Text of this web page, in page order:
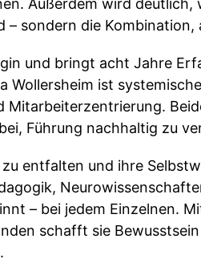
Außerdem wird deutlich,
sondern die Kombination,
und bringt acht Jahre
Wollersheim ist
Führung nachhaltig zu
entfalten und ihre
– bei jedem Einzelnen.
schafft sie